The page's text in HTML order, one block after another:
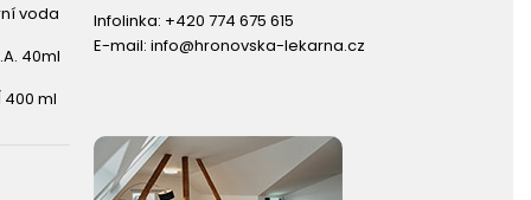
voda
40ml
400 ml
Infolinka: +420 774 675 615
E-mail: info@hronovska-lekarna.cz